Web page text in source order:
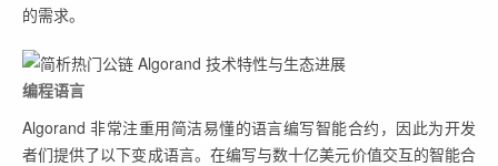
的需求。
编程语言
Algorand 非常注重用简洁易懂的语言编写智能合约，因此为开发
者们提供了以下变成语言。在编写与数十亿美元价值交互的智能合